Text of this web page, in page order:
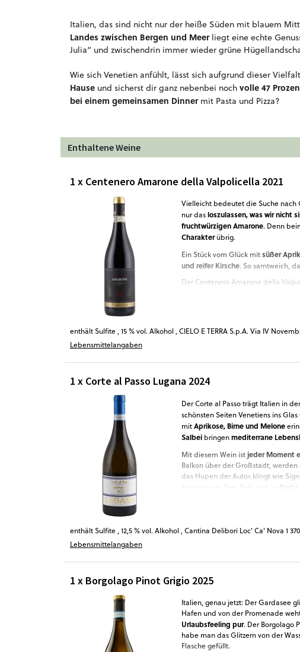
Italien, das sind nicht nur der heiße Süden mit blauem
Landes zwischen Bergen und Meerliegt eine echte
Julia“ und zwischendrin immer wieder grüne
Wie sich Venetien anfühlt, lässt sich aufgrund dieser
Hause und sicherst dir ganz nebenbei noch volle 47
bei einem gemeinsamen Dinnermit Pasta und Pizza?
Enthaltene Weine
1 x Centenero Amarone della Valpolicella 2021
Vielleicht bedeutet die Suche nach
nur dasloszulassen, was wir nicht
fruchtwürzigen Amarone. Denn
Charakterübrig.
Ein Stück vom Glück mitsüßer
und reifer Kirsche. So samtweich,
Der Centenero Amarone della
enthält Sulfite ,15 % vol. Alkohol ,CIELO E TERRA S.p.A. Via IV
Lebensmittelangaben
1 x Corte al Passo Lugana 2024
Der Corte al Passo trägt Italien in
schönsten Seiten Venetiens ins Glas
mitAprikose, Birne und Melone
Salbei bringenmediterrane
Mit diesem Wein ist jeder Moment
Balkon über der Großstadt,
das Hupen der Autos klingt wie
Sommer am See. Solo und zu
enthält Sulfite ,12,5 % vol. Alkohol ,Cantina Delibori Loc' Ca' Nova 1
Lebensmittelangaben
1 x Borgolago Pinot Grigio 2025
Italien, genau jetzt: Der Gardasee
Hafen und von der Promenade
Urlaubsfeeling pur. Der Borgolago
habe man das Glitzern von der
Flasche gefüllt.